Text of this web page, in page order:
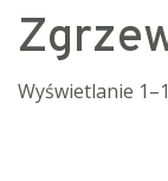
Wyświetlanie